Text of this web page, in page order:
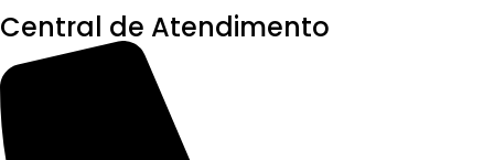
Central de Atendimento